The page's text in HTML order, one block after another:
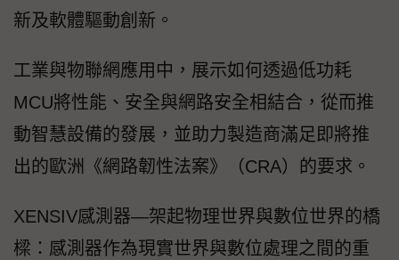
新及軟體驅動創新。
工業與物聯網應用中，展示如何透過低功耗
MCU將性能、安全與網路安全相結合，從而推
動智慧設備的發展，並助力製造商滿足即將推
出的歐洲《網路韌性法案》（CRA）的要求。
XENSIV感測器—架起物理世界與數位世界的橋
樑：感測器作為現實世界與數位處理之間的重